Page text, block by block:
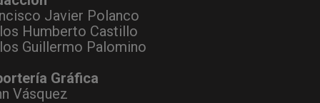
Javier Polanco
Humberto Castillo
Guillermo Palomino
Gráfica
Vásquez